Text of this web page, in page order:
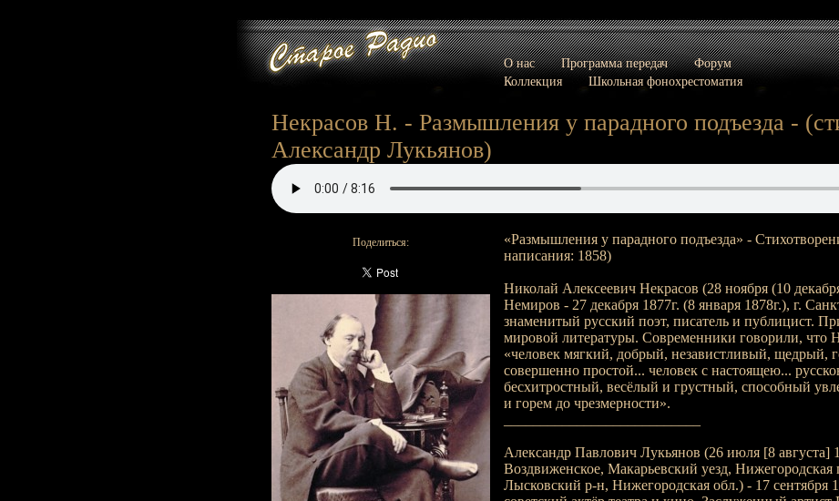
О нас Программа передач
Форум
Коллекция
Школьная фонохрестоматия
Некрасов Н. - Размышления у парадного подъезда -
Александр Лукьянов)
Поделиться:
«Размышления у парадного подъезда» -
написания: 1858)
Николай Алексеевич Некрасов (28 ноября (10
Немиров - 27 декабря 1877г. (8 января 1878г.), г.
знаменитый русский поэт, писатель и публицист.
мировой литературы. Современники говорили, что
«человек мягкий, добрый, независтливый, щедрый,
совершенно простой... человек с настоящею...
бесхитростный, весёлый и грустный, способный
и горем до чрезмерности».
Александр Павлович Лукьянов (26 июля [8 августа]
Воздвиженское, Макарьевский уезд, Нижегородская
Лысковский р-н, Нижегородская обл.) - 17 сентября